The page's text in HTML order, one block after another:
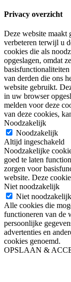
Privacy overzicht
Deze website maakt
verbeteren terwijl u
cookies die als
opgeslagen, omdat
van derden die ons
website gebruikt.
in uw browser
melden voor deze
van deze cookies,
Noodzakelijk
Noodzakelijk
Altijd ingeschakeld
Noodzakelijke
goed te laten
zorgen voor
website. Deze
Niet noodzakelijk
Niet noodzakelijk
Alle cookies die
functioneren van de
persoonlijke
advertenties en
cookies genoemd.
OPSLAAN &